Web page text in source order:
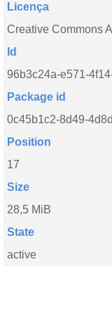
Licença
Creative Commons
Id
96b3c24a-e571-
Package id
0c45b1c2-8d49-
Position
17
Size
28,5 MiB
State
active